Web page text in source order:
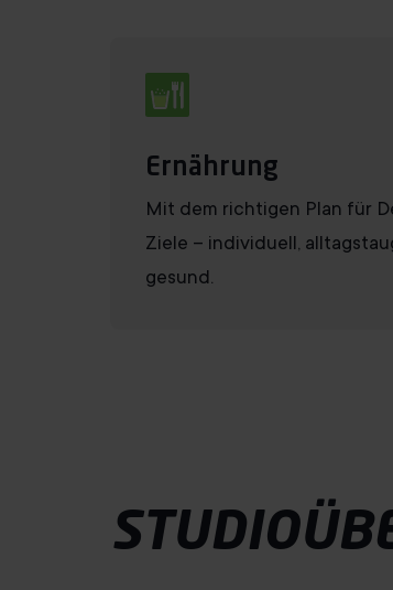
Ernährung
Mit dem richtigen Plan für
Ziele – individuell,
gesund.